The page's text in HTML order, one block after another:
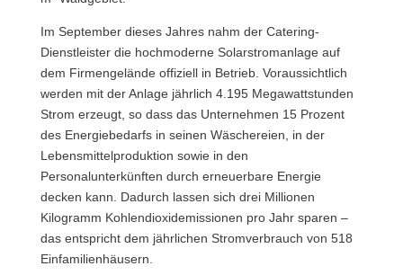
Im September dieses Jahres nahm der Catering-
Dienstleister die hochmoderne Solarstromanlage auf
dem Firmengelände offiziell in Betrieb. Voraussichtlich
werden mit der Anlage jährlich 4.195 Megawattstunden
Strom erzeugt, so dass das Unternehmen 15 Prozent
des Energiebedarfs in seinen Wäschereien, in der
Lebensmittelproduktion sowie in den
Personalunterkünften durch erneuerbare Energie
decken kann. Dadurch lassen sich drei Millionen
Kilogramm Kohlendioxidemissionen pro Jahr sparen –
das entspricht dem jährlichen Stromverbrauch von 518
Einfamilienhäusern.